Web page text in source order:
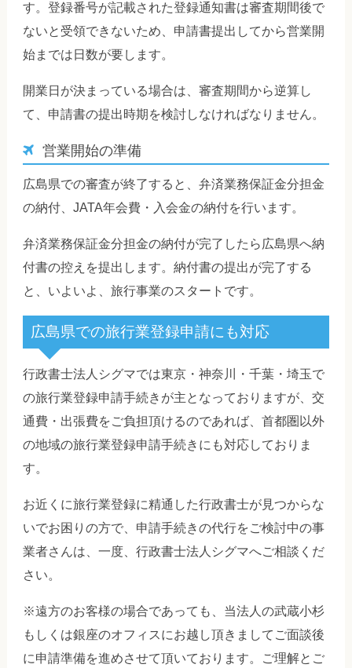
す。登録番号が記載された登録通知書は審査期間後で
ないと受領できないため、申請書提出してから営業開
始までは日数が要します。
開業日が決まっている場合は、審査期間から逆算し
て、申請書の提出時期を検討しなければなりません。
営業開始の準備
広島県での審査が終了すると、弁済業務保証金分担金
の納付、JATA年会費・入会金の納付を行います。
弁済業務保証金分担金の納付が完了したら広島県へ納
付書の控えを提出します。納付書の提出が完了する
と、いよいよ、旅行事業のスタートです。
広島県での旅行業登録申請にも対応
行政書士法人シグマでは東京・神奈川・千葉・埼玉で
の旅行業登録申請手続きが主となっておりますが、交
通費・出張費をご負担頂けるのであれば、首都圏以外
の地域の旅行業登録申請手続きにも対応しておりま
す。
お近くに旅行業登録に精通した行政書士が見つからな
いでお困りの方で、申請手続きの代行をご検討中の事
業者さんは、一度、行政書士法人シグマへご相談くだ
さい。
※遠方のお客様の場合であっても、当法人の武蔵小杉
もしくは銀座のオフィスにお越し頂きましてご面談後
に申請準備を進めさせて頂いております。ご理解とご